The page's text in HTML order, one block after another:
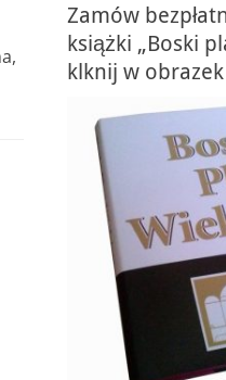
Zamów
książki „Boski
klknij w obrazek